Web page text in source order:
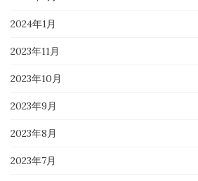
2024年1月
2023年11月
2023年10月
2023年9月
2023年8月
2023年7月